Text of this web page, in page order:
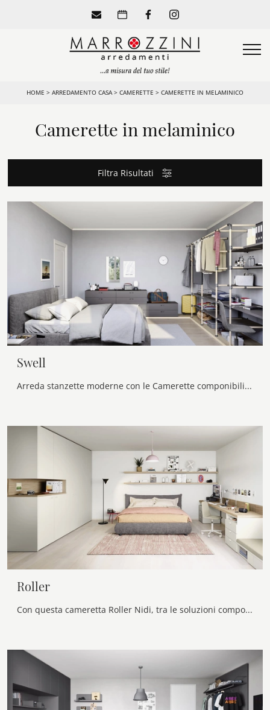
HOME > ARREDAMENTO CASA> CAMERETTE > CAMERETTE IN MELAMINICO
Camerette in melaminico
Filtra Risultati
Swell
Arreda stanzette moderne con le Camerette componibili Nidi! Il modello Swell in melaminico è per ragazzi.
Roller
Con questa cameretta Roller Nidi, tra le soluzioni componibili, potrai arredare stanze moderne per ragazzi.